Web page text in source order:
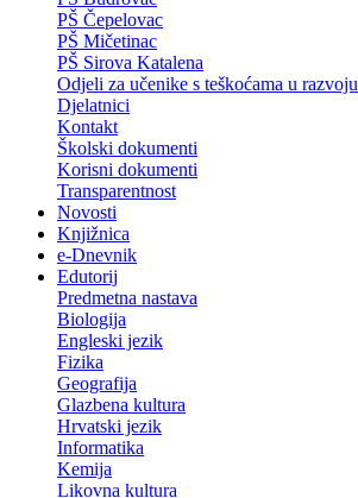
PŠ Čepelovac
PŠ Mičetinac
PŠ Sirova Katalena
Odjeli za učenike s teškoćama u razvoju
Djelatnici
Kontakt
Školski dokumenti
Korisni dokumenti
Transparentnost
Novosti
Knjižnica
e-Dnevnik
Edutorij
Predmetna nastava
Biologija
Engleski jezik
Fizika
Geografija
Glazbena kultura
Hrvatski jezik
Informatika
Kemija
Likovna kultura